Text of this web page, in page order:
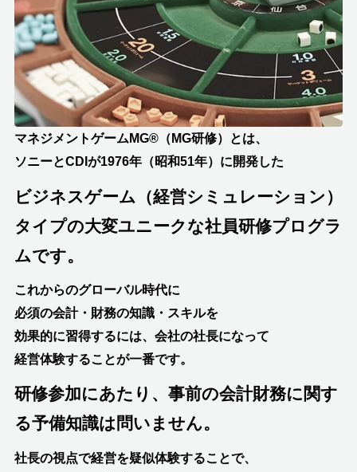
マネジメントゲームMG®（MG研修）とは、
ソニーとCDIが1976年（昭和51年）に開発した
ビジネスゲーム（経営シミュレーション）
タイプの大変ユニークな社員研修プログラ
ムです。
これからのグローバル時代に
必須の会計・財務の知識・スキルを
効果的に習得するには、 会社の社長になって
経営体験することが一番です。
研修参加にあたり、事前の会計財務に関す
る予備知識は問いません。
社長の視点で経営を疑似体験することで、